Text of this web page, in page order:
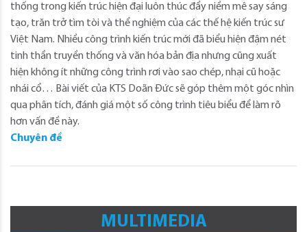
thống trong kiến trúc hiện đại luôn thúc đẩy niềm mê say sáng
tạo, trăn trở tìm tòi và thể nghiệm của các thế hệ kiến trúc sư
Việt Nam. Nhiều công trình kiến trúc mới đã biểu hiện đậm nét
tinh thần truyền thống và văn hóa bản địa nhưng cũng xuất
hiện không ít những công trình rơi vào sao chép, nhại cũ hoặc
nhái cổ… Bài viết của KTS Doãn Đức sẽ góp thêm một góc nhìn
qua phân tích, đánh giá một số công trình tiêu biểu để làm rõ
hơn vấn đề này.
Chuyên đề
MULTIMEDIA